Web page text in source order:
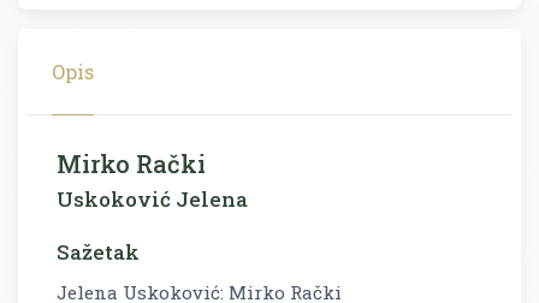
Opis
Mirko Rački
Uskoković Jelena
Sažetak
Jelena Uskoković: Mirko Rački